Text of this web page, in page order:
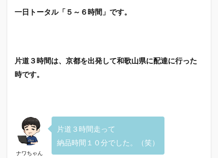
一日トータル「５～６時間」です。
片道３時間は、京都を出発して和歌山県に配達に行った
時です。
ナワちゃん
片道３時間走って
納品時間１０分でした。（笑）